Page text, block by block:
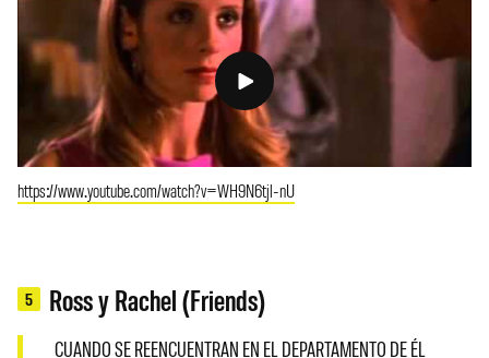
https://www.youtube.com/watch?v=WH9N6tjl-nU
5 Ross y Rachel (Friends)
CUANDO SE REENCUENTRAN EN EL DEPARTAMENTO DE ÉL